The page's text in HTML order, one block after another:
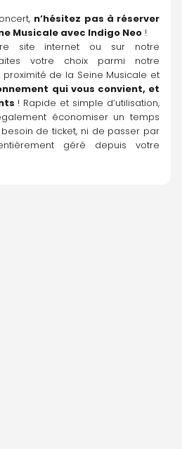
n’hésitez pas à réserver
Musicale avec Indigo Neo !
site internet ou sur notre
votre choix parmi notre
qui vous convient, et
! Rapide et simple d’utilisation,
économiser un temps
de ticket, ni de passer par
géré depuis votre